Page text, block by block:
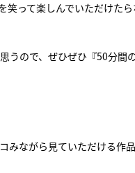
って楽しんでいただけた
うので、ぜひぜひ『50分間
みながら見ていただける作